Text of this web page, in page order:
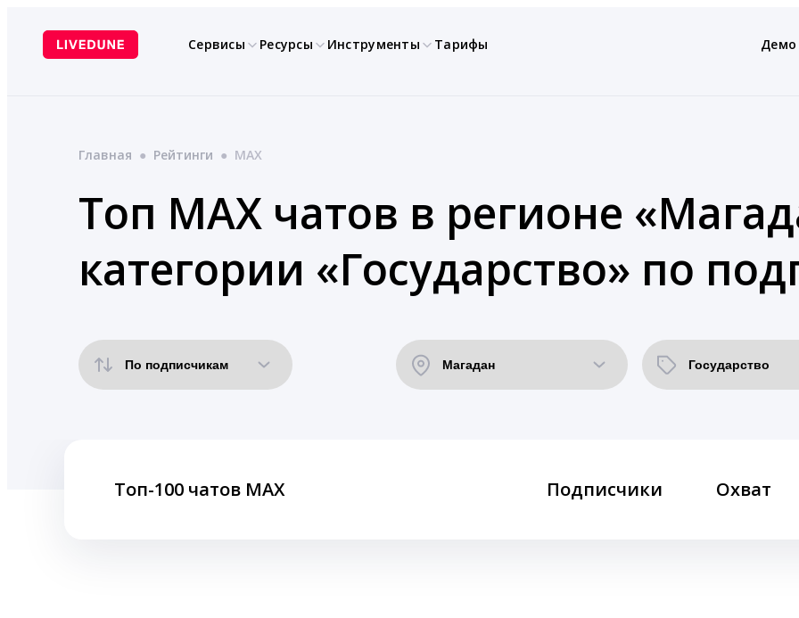
содержимому
Сервисы Ресурсы Инструменты Тарифы Демо
Главная ● Рейтинги ● MAX
Топ MAX чатов в регионе
категории «Государство» по
Топ-100 чатов MAX Подписчики Охват